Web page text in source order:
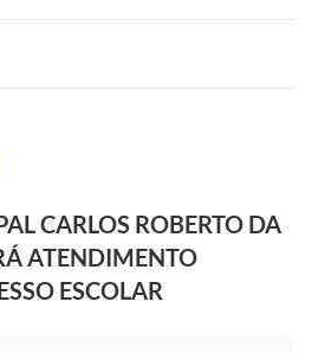
CARLOS ROBERTO DA
ATENDIMENTO
ESCOLAR